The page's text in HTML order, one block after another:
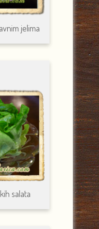
jelima
salata